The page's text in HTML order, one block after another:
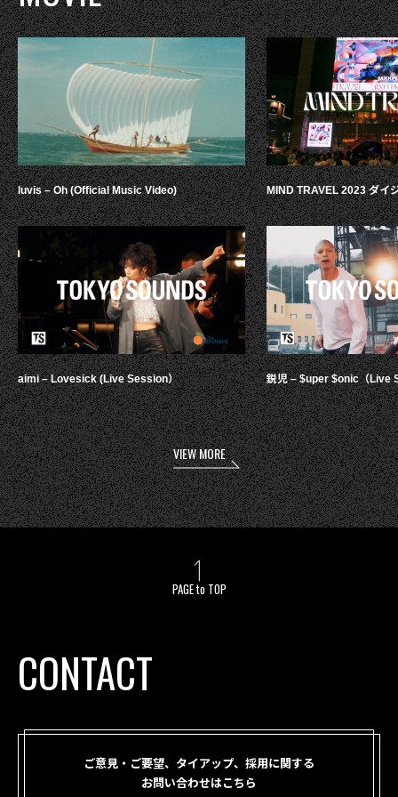
luvis – Oh (Official Music Video)
aimi – Lovesick (Live Session）
MIND TRAVEL 2023 ダイ
鋭児 – $uper $onic（Live
VIEW MORE
PAGE to TOP
CONTACT
ご意見・ご要望、タイアップ、採用に関する
お問い合わせはこちら